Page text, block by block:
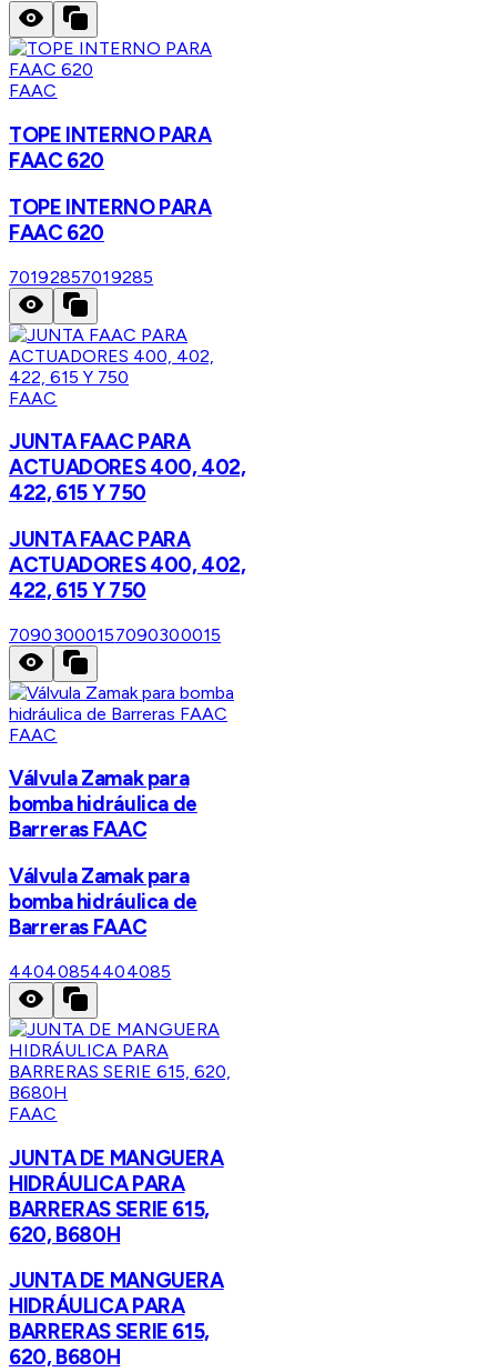
FAAC
TOPE INTERNO PARA
FAAC 620
TOPE INTERNO PARA
FAAC 620
70192857019285
FAAC
JUNTA FAAC PARA
ACTUADORES 400, 402,
422, 615 Y 750
JUNTA FAAC PARA
ACTUADORES 400, 402,
422, 615 Y 750
70903000157090300015
FAAC
Válvula Zamak para
bomba hidráulica de
Barreras FAAC
Válvula Zamak para
bomba hidráulica de
Barreras FAAC
44040854404085
FAAC
JUNTA DE MANGUERA
HIDRÁULICA PARA
BARRERAS SERIE 615,
620, B680H
JUNTA DE MANGUERA
HIDRÁULICA PARA
BARRERAS SERIE 615,
620, B680H